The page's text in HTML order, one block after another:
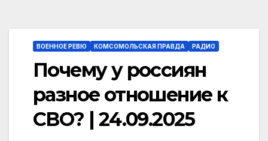
ВОЕННОЕ РЕВЮ КОМСОМОЛЬСКАЯ ПРАВДА РАДИО
Почему у россиян
разное отношение к
СВО? | 24.09.2025